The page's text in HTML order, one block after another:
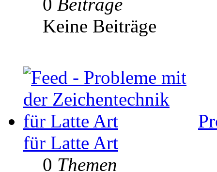
Keine Beiträge
für Latte Art
0 Themen